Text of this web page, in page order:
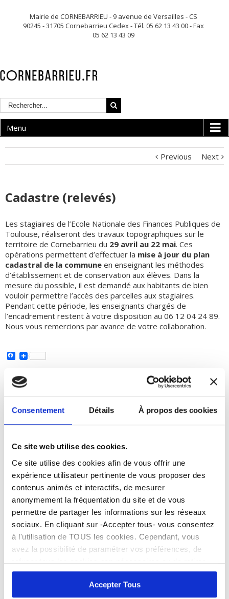
Consentement Détails À propos des cookies
Ce site web utilise des cookies.
Ce site utilise des cookies afin de vous offrir une
expérience utilisateur pertinente de vous proposer des
contenus animés et interactifs, de mesurer
anonymement la fréquentation du site et de vous
permettre de partager les informations sur les réseaux
sociaux. En cliquant sur -Accepter tous- vous consentez
à l'utilisation de TOUS les cookies. Cependant, vous
avez la possibilité de paramétrer vos préférences, de
refuser tous les cookies non-nécessaires ou de retirer
entièrement votre consentement. Attention, le fait de ne
pas accepter tous les cookies peut bloquer certaines
Accepter Tous
Mairie de CORNEBARRIEU - 9 avenue de Versailles - CS
90245 - 31705 Cornebarrieu Cedex - Tél. 05 62 13 43 00 - Fax
05 62 13 43 09
Menu
Previous Next
Cadastre (relevés)
Les stagiaires de l’Ecole Nationale des Finances Publiques de
Toulouse, réaliseront des travaux topographiques sur le
territoire de Cornebarrieu du 29 avril au 22 mai. Ces
opérations permettent d’effectuer la mise à jour du plan
cadastral de la commune en enseignant les méthodes
d’établissement et de conservation aux élèves. Dans la
mesure du possible, il est demandé aux habitants de bien
vouloir permettre l’accès des parcelles aux stagiaires.
Pendant cette période, les enseignants chargés de
l’encadrement restent à votre disposition au 06 12 04 24 89.
Nous vous remercions par avance de votre collaboration.
Facebook
22 avril 2024
DEMANDES URBANISMES
> Tous les articles
ARTICLES RÉCENTS
Nouveaux horaires Mairie et service Etat civil
6 août 2026
Cornebarrieu en fête les 11, 12, 13 sept. au Boiret